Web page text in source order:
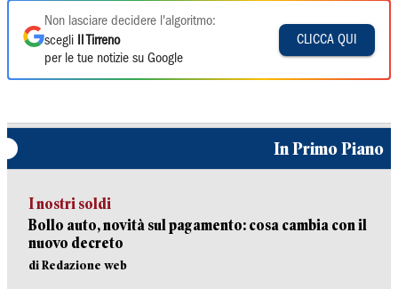
Non lasciare decidere l'algoritmo:
scegli
Il Tirreno
per le tue notizie su Google
CLICCA QUI
In Primo Piano
I nostri soldi
Bollo auto, novità sul pagamento: cosa cambia con il
nuovo decreto
di Redazione web